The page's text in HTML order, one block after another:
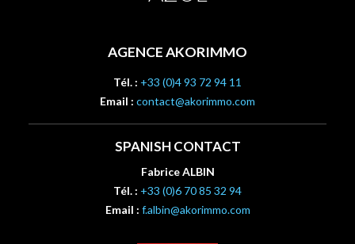
AGENCE AKORIMMO
Tél. : +33 (0)4 93 72 94 11
Email : contact@akorimmo.com
SPANISH CONTACT
Fabrice ALBIN
Tél. : +33 (0)6 70 85 32 94
Email : f.albin@akorimmo.com